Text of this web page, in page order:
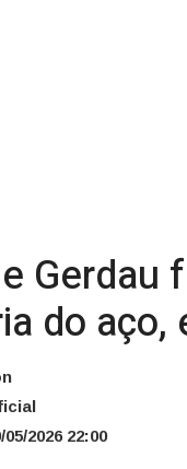
Gerdau
do aço,
2026 22:00